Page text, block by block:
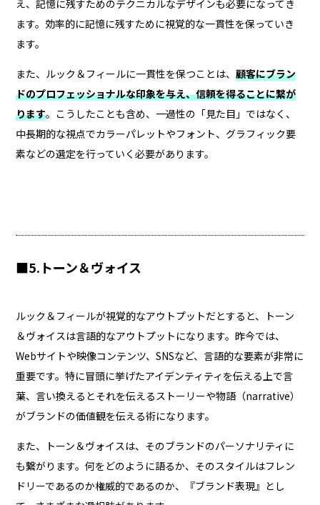
え、記憶に残すためのテクニカルなデザインも必要になってき
ます。効率的に記憶に残すために視覚的な一貫性を保っていき
ます。
また、ルック＆フィールに一貫性を保つことは、顧客にブラン
ドのプロフェッショナルな印象を与え、信頼を得ることに繋が
ります。こうしたことも含め、一過性の「見た目」ではなく、
中長期的な視点でカラーパレットやフォント、グラフィック要
素などの選定を行っていく必要があります。
■5.トーン＆ヴォイス
ルック＆フィールが視覚的なアウトプットだとすると、トーン
＆ヴォイスは言語的なアウトプットになります。昨今では、
Webサイトや映像コンテンツ、SNSなど、言語的な要素が非常に
重要です。特に冒頭に挙げたアイデンティティを伝える上で言
葉、言い換えるとそれを伝えるストーリーや物語（narrative）
がブランドの価値観を伝える術になります。
また、トーン＆ヴォイスは、そのブランドのパーソナリティに
も繋がります。何をどのように語るか、そのスタイルはフレン
ドリーであるのか権威的であるのか、『ブランド表現』とし